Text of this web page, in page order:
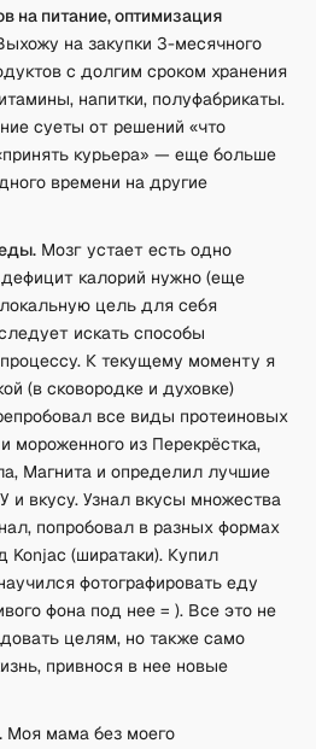
на питание, оптимизация
на закупки 3-месячного
с долгим сроком хранения
напитки, полуфабрикаты.
суеты от решений «что
курьера» — еще больше
времени на другие
Мозг устает есть одно
калорий нужно (еще
цель для себя
искать способы
К текущему моменту я
(в сковородке и духовке)
все виды протеиновых
мороженного из Перекрёстка,
Магнита и определил лучшие
и вкусу. Узнал вкусы множества
попробовал в разных формах
Konjac (ширатаки). Купил
фотографировать еду
фона под нее = ). Все это не
целям, но также само
привнося в нее новые
Моя мама без моего